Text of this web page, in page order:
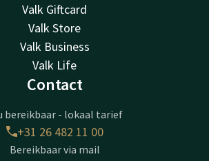
Valk Giftcard
Valk Store
Valk Business
Valk Life
Contact
bereikbaar - lokaal tarief
+31 26 482 11 00
Bereikbaar via mail